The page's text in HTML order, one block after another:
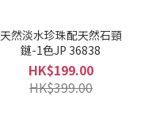
天然淡水珍珠配天然石頸
鏈-1色JP 36838
HK$199.00
HK$399.00